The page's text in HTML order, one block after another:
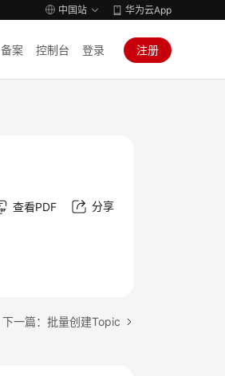
中国站 华为云App
备案 控制台 登录 注册
查看PDF 分享
下一篇：批量创建Topic